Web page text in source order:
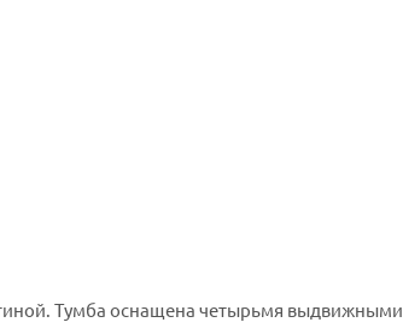
Тумба оснащена четырьмя выдвижными